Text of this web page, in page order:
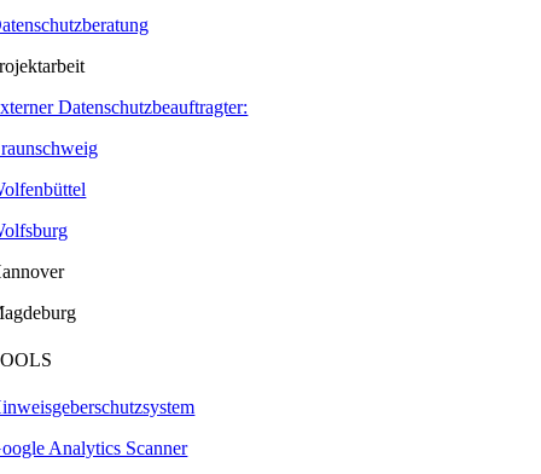
Datenschutzbeauftragter:
Analytics Scanner